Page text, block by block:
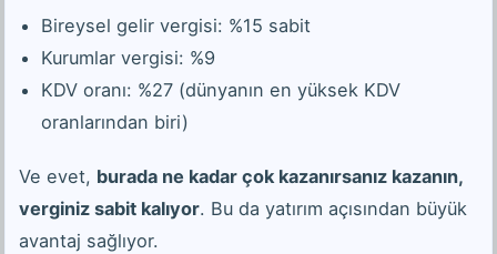
Bireysel gelir vergisi: %15 sabit
Kurumlar vergisi: %9
KDV oranı: %27 (dünyanın en yüksek KDV
oranlarından biri)
Ve evet, burada ne kadar çok kazanırsanız kazanın,
verginiz sabit kalıyor. Bu da yatırım açısından büyük
avantaj sağlıyor.